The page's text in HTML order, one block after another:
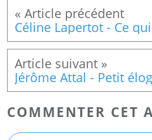
Jérôme Attal - Petit
COMMENTER CET